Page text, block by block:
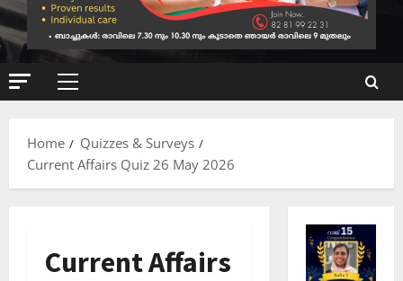
Primary
Home
Quizzes & Surveys
Current Affairs Quiz 26 May 2026
Current Affairs